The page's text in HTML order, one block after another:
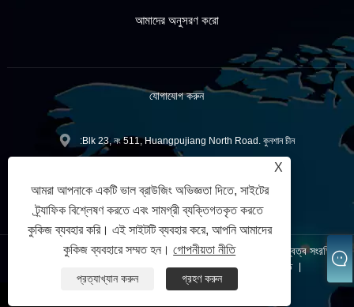
আমাদের অনুসরণ করো
যোগাযোগ করুন
:Blk 23, নং 511, Huangpujiang North Road. কুনশান চীন
sales@xyd-tools.cn
কপিরাইট © 2023 Kunshan Yu Mao Electronic Co., Ltd. সর্বস্বত্ব সংরক্ষিত
RSS | XML | গোপনীয়তা নীতি |
X
আমরা আপনাকে একটি ভাল ব্রাউজিং অভিজ্ঞতা দিতে, সাইটের
ট্র্যাফিক বিশ্লেষণ করতে এবং সামগ্রী ব্যক্তিগতকৃত করতে
কুকিজ ব্যবহার করি। এই সাইটটি ব্যবহার করে, আপনি আমাদের
কুকিজ ব্যবহারে সম্মত হন।গোপনীয়তা নীতি
প্রত্যাখ্যান করুন গ্রহণ করুন